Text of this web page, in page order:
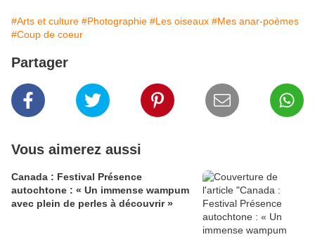
#Arts et culture #Photographie #Les oiseaux #Mes anar-poèmes
#Coup de coeur
Partager
Vous aimerez aussi
Canada : Festival Présence
autochtone : « Un immense wampum
avec plein de perles à découvrir »